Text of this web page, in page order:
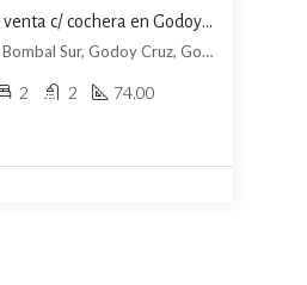
Departamento en venta c/ cochera en Godoy Cruz
DEPARTAMENTO - Bombal Sur, Godoy Cruz, Godoy Cruz
2 2 74.00